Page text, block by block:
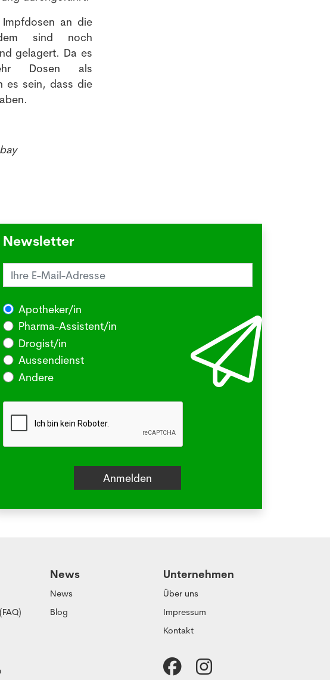
an die
sind noch
gelagert. Da es
Dosen als
es sein, dass die
Juckreiz im Sommer? Schuld sein könnte
03.08.2026
BERLIN - Viele kleine Tierchen sind in den
Sommermonaten unterwegs, die stechen
oder beissen.
Newsletter
Apotheker/in
Pharma-Assistent/in
Drogist/in
Aussendienst
Andere
News
News
Blog
Unternehmen
Über uns
Impressum
Kontakt